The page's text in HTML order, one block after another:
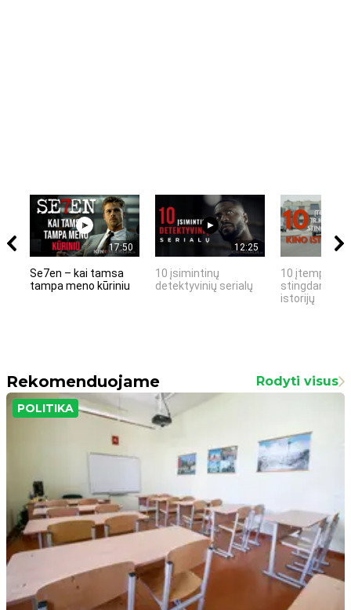
17:50
Se7en – kai tamsa
tampa meno kūriniu
12:25
10 įsimintinų
detektyvinių serialų
10 įtemptų,
stingdančių
istorijų
Rekomenduojame Rodyti visus
POLITIKA